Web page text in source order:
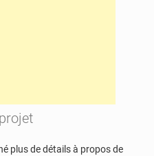
projet
plus de détails à propos de